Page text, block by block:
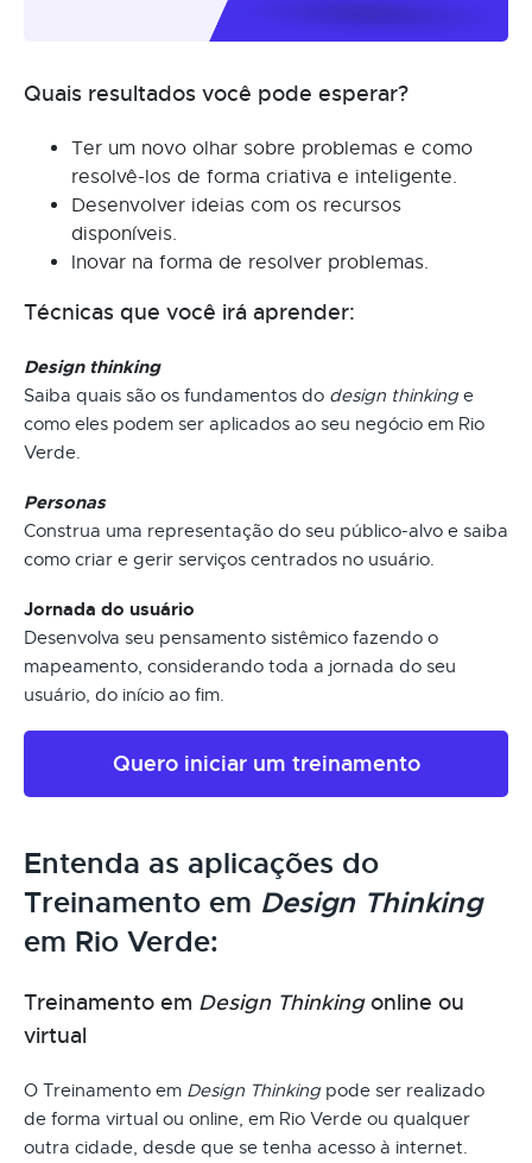
Quais resultados você pode esperar?
Ter um novo olhar sobre problemas e como
resolvê-los de forma criativa e inteligente.
Desenvolver ideias com os recursos
disponíveis.
Inovar na forma de resolver problemas.
Técnicas que você irá aprender:
Design thinking
Saiba quais são os fundamentos do design thinking e
como eles podem ser aplicados ao seu negócio em Rio
Verde.
Personas
Construa uma representação do seu público-alvo e saiba
como criar e gerir serviços centrados no usuário.
Jornada do usuário
Desenvolva seu pensamento sistêmico fazendo o
mapeamento, considerando toda a jornada do seu
usuário, do início ao fim.
Quero iniciar um treinamento
Entenda as aplicações do
Treinamento em Design Thinking
em Rio Verde:
Treinamento em Design Thinkingonline ou
virtual
O Treinamento em Design Thinking pode ser realizado
de forma virtual ou online, em Rio Verde ou qualquer
outra cidade, desde que se tenha acesso à internet.